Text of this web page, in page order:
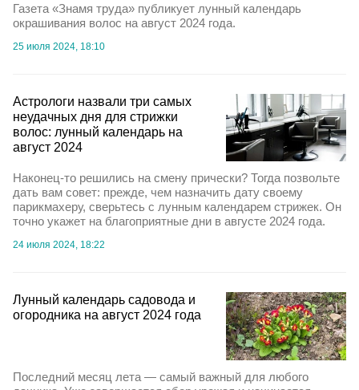
Газета «Знамя труда» публикует лунный календарь
окрашивания волос на август 2024 года.
25 июля 2024, 18:10
Астрологи назвали три самых
неудачных дня для стрижки
волос: лунный календарь на
август 2024
Наконец-то решились на смену прически? Тогда позвольте
дать вам совет: прежде, чем назначить дату своему
парикмахеру, сверьтесь с лунным календарем стрижек. Он
точно укажет на благоприятные дни в августе 2024 года.
24 июля 2024, 18:22
Лунный календарь садовода и
огородника на август 2024 года
Последний месяц лета — самый важный для любого